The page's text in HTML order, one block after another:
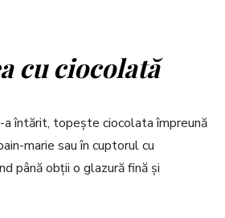
cu ciocolată
a întărit, topește ciocolata împreună
marie sau în cuptorul cu
până obții o glazură fină și